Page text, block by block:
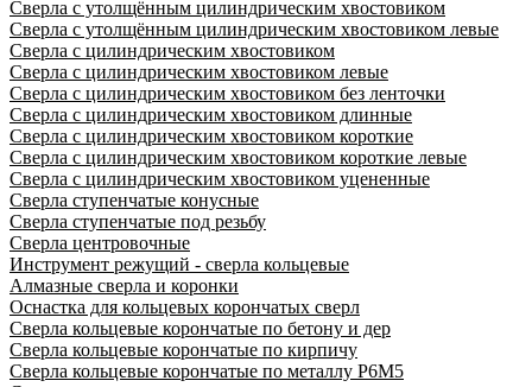
Сверла с утолщённым цилиндрическим хвостовиком
Сверла с утолщённым цилиндрическим хвостовиком левые
Сверла с цилиндрическим хвостовиком
Сверла с цилиндрическим хвостовиком левые
Сверла с цилиндрическим хвостовиком без ленточки
Сверла с цилиндрическим хвостовиком длинные
Сверла с цилиндрическим хвостовиком короткие
Сверла с цилиндрическим хвостовиком короткие левые
Сверла с цилиндрическим хвостовиком уцененные
Сверла ступенчатые конусные
Сверла ступенчатые под резьбу
Сверла центровочные
Инструмент режущий - сверла кольцевые
Алмазные сверла и коронки
Оснастка для кольцевых корончатых сверл
Сверла кольцевые корончатые по бетону и дер
Сверла кольцевые корончатые по кирпичу
Сверла кольцевые корончатые по металлу Р6М5